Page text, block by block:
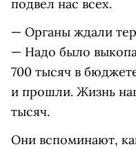
подвел нас всех.
— Органы ждали
— Надо было
700 тысяч в
и прошли. Жизнь
тысяч.
Они вспоминают,